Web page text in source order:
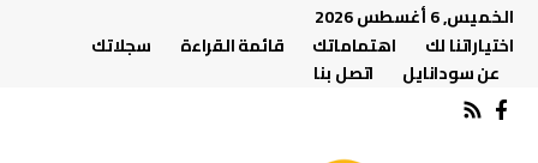
الخميس, 6 أغسطس 2026
اختياراتنا لك
اهتماماتك قائمة القراءة
سجلاتك
عن سودانايل
اتصل بنا